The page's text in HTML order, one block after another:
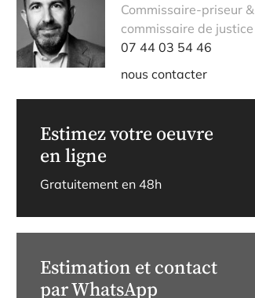
Commissaire-priseur &
commissaire de justice
07 44 03 54 46
nous contacter
Estimez votre oeuvre
en ligne
Gratuitement en 48h
Estimation et contact
par WhatsApp